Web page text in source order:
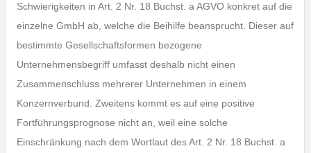
Schwierigkeiten in Art. 2 Nr. 18 Buchst. a AGVO konkret auf die
einzelne GmbH ab, welche die Beihilfe beansprucht. Dieser auf
bestimmte Gesellschaftsformen bezogene
Unternehmensbegriff umfasst deshalb nicht einen
Zusammenschluss mehrerer Unternehmen in einem
Konzernverbund. Zweitens kommt es auf eine positive
Fortführungsprognose nicht an, weil eine solche
Einschränkung nach dem Wortlaut des Art. 2 Nr. 18 Buchst. a